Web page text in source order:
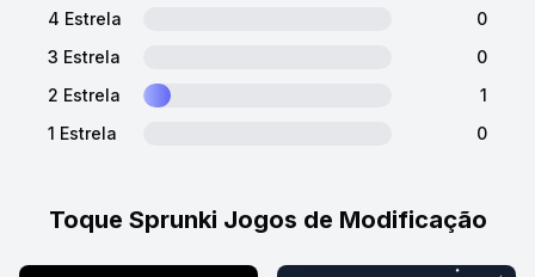
Toque Sprunki Jogos de Modificação
4 Estrela
0
3 Estrela
0
2 Estrela
1
1 Estrela
0